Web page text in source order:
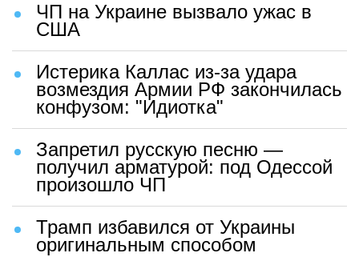
ЧП на Украине вызвало ужас в
США
Истерика Каллас из-за удара
возмездия Армии РФ закончилась
конфузом: "Идиотка"
Запретил русскую песню —
получил арматурой: под Одессой
произошло ЧП
Трамп избавился от Украины
оригинальным способом